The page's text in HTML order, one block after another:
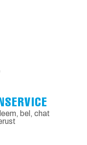
bel, chat